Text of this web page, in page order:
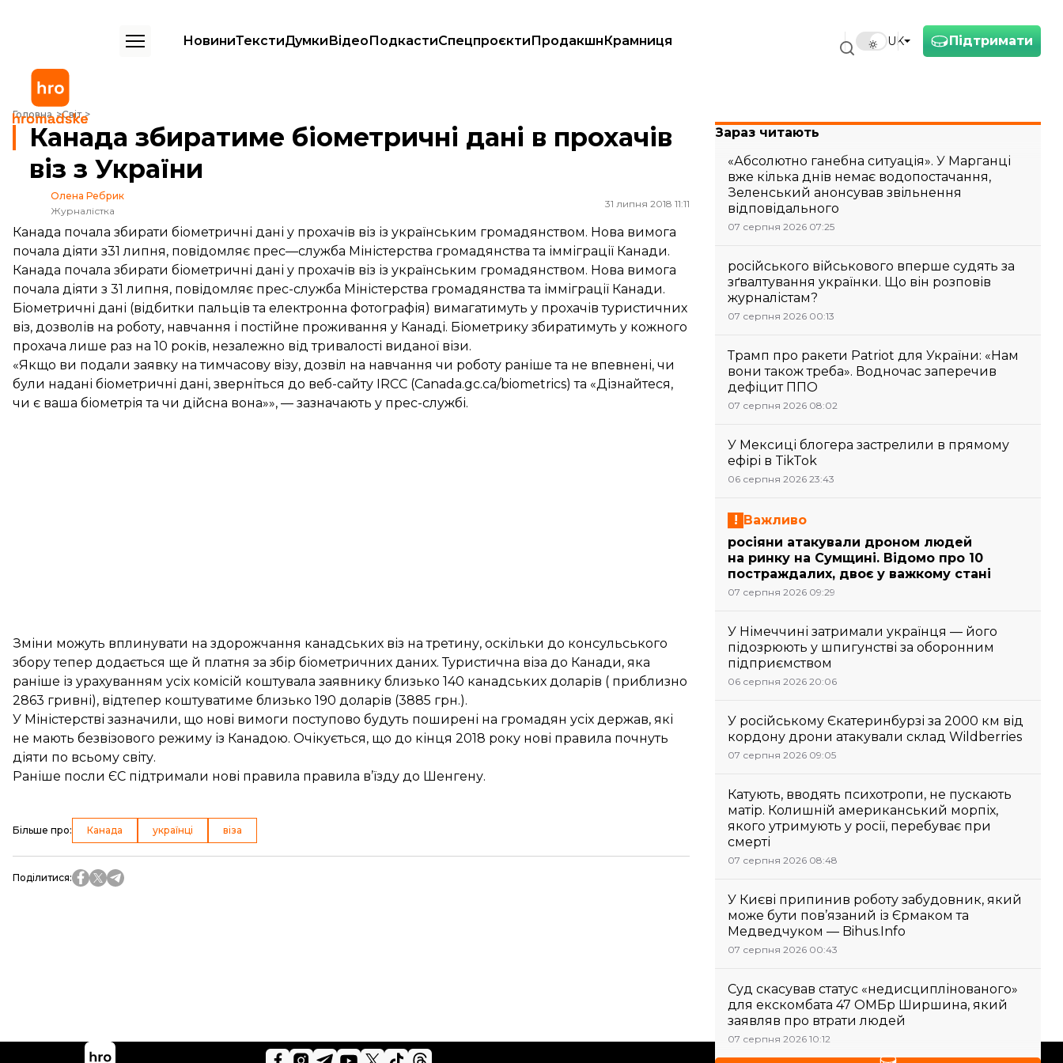
Підтримати
UK
НовиниТекстиДумкиВідеоПодкастиСпецпроєктиПродакшнКрамниця
Головна Світ
Канада збиратиме біометричні дані в прохачів віз з України
Канада збиратиме біометричні дані в прохачів
віз з України
Олена Ребрик
Журналістка
31 липня 2018 11:11
Канада почала збирати біометричні дані у прохачів віз із українським громадянством. Нова вимога
почала діяти з31 липня, повідомляє прес—служба Міністерства громадянства та імміграції Канади.
Канада почала збирати біометричні дані у прохачів віз із українським громадянством. Нова вимога
почала діяти з 31 липня, повідомляє прес-служба Міністерства громадянства та імміграції Канади.
Біометричні дані (відбитки пальців та електронна фотографія) вимагатимуть у прохачів туристичних
віз, дозволів на роботу, навчання і постійне проживання у Канаді. Біометрику збиратимуть у кожного
прохача лише раз на 10 років, незалежно від тривалості виданої візи.
«Якщо ви подали заявку на тимчасову візу, дозвіл на навчання чи роботу раніше та не впевнені, чи
були надані біометричні дані, зверніться до веб-сайту IRCC (Canada.gc.ca/biometrics) та «Дізнайтеся,
чи є ваша біометрія та чи дійсна вона»», — зазначають у прес-службі.
Зміни можуть вплинувати на здорожчання канадських віз на третину, оскільки до консульського
збору тепер додається ще й платня за збір біометричних даних. Туристична віза до Канади, яка
раніше із урахуванням усіх комісій коштувала заявнику близько 140 канадських доларів ( приблизно
2863 гривні), відтепер коштуватиме близько 190 доларів (3885 грн.).
У Міністерстві зазначили, що нові вимоги поступово будуть поширені на громадян усіх держав, які
не мають безвізового режиму із Канадою. Очікується, що до кінця 2018 року нові правила почнуть
діяти по всьому світу.
Раніше посли ЄС підтримали нові правила правила в’їзду до Шенгену.
Більше про: Канада українці віза
Поділитися:
Зараз читають
«Абсолютно ганебна ситуація». У Марганці
вже кілька днів немає водопостачання,
Зеленський анонсував звільнення
відповідального
07 серпня 2026 07:25
російського військового вперше судять за
зґвалтування українки. Що він розповів
журналістам?
07 серпня 2026 00:13
Трамп про ракети Patriot для України: «Нам
вони також треба». Водночас заперечив
дефіцит ППО
07 серпня 2026 08:02
У Мексиці блогера застрелили в прямому
ефірі в TikTok
06 серпня 2026 23:43
Важливо
росіяни атакували дроном людей
на ринку на Сумщині. Відомо про 10
постраждалих, двоє у важкому стані
07 серпня 2026 09:29
У Німеччині затримали українця — його
підозрюють у шпигунстві за оборонним
підприємством
06 серпня 2026 20:06
У російському Єкатеринбурзі за 2000 км від
кордону дрони атакували склад Wildberries
07 серпня 2026 09:05
Катують, вводять психотропи, не пускають
матір. Колишній американський морпіх,
якого утримують у росії, перебуває при
смерті
07 серпня 2026 08:48
У Києві припинив роботу забудовник, який
може бути пов’язаний із Єрмаком та
Медведчуком — Bihus.Info
07 серпня 2026 00:43
Суд скасував статус «недисциплінованого»
для екскомбата 47 ОМБр Ширшина, який
заявляв про втрати людей
07 серпня 2026 10:12